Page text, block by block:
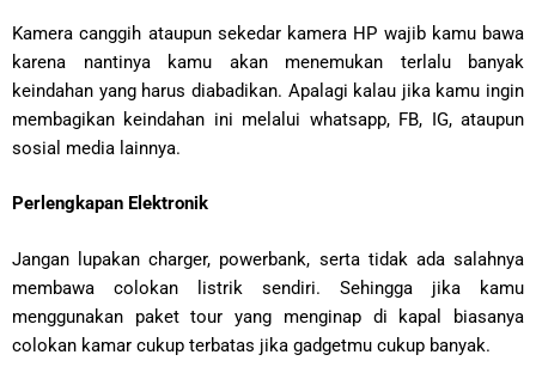
Kamera canggih ataupun sekedar kamera HP wajib kamu bawa
karena nantinya kamu akan menemukan terlalu banyak
keindahan yang harus diabadikan. Apalagi kalau jika kamu ingin
membagikan keindahan ini melalui whatsapp, FB, IG, ataupun
sosial media lainnya.
Perlengkapan Elektronik
Jangan lupakan charger, powerbank, serta tidak ada salahnya
membawa colokan listrik sendiri. Sehingga jika kamu
menggunakan paket tour yang menginap di kapal biasanya
colokan kamar cukup terbatas jika gadgetmu cukup banyak.